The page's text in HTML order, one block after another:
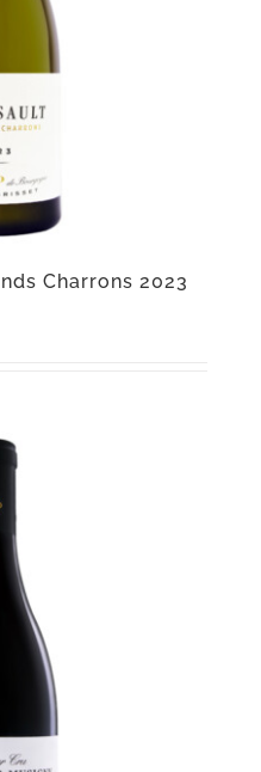
Charrons 2023